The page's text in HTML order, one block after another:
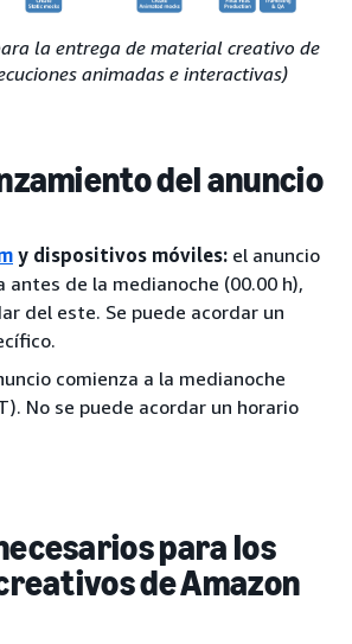
la entrega de material creativo de
animadas e interactivas)
del anuncio
y dispositivos móviles: el anuncio
antes de la medianoche (00.00 h),
del este. Se puede acordar un
comienza a la medianoche
No se puede acordar un horario
para los
de Amazon